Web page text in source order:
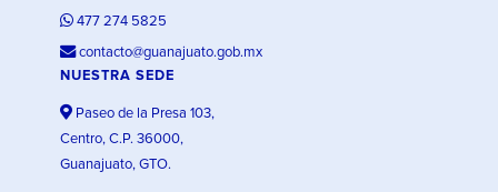
477 274 5825
contacto@guanajuato.gob.mx
NUESTRA SEDE
Paseo de la Presa 103,
Centro, C.P. 36000,
Guanajuato, GTO.